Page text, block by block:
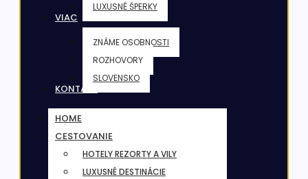
LUXUSNÉ ŠPERKY
VIAC
ZNÁME OSOBNOSTI
ROZHOVORY
SLOVENSKO
KONTAKT
HOME
CESTOVANIE
HOTELY REZORTY A VILY
LUXUSNÉ DESTINÁCIE